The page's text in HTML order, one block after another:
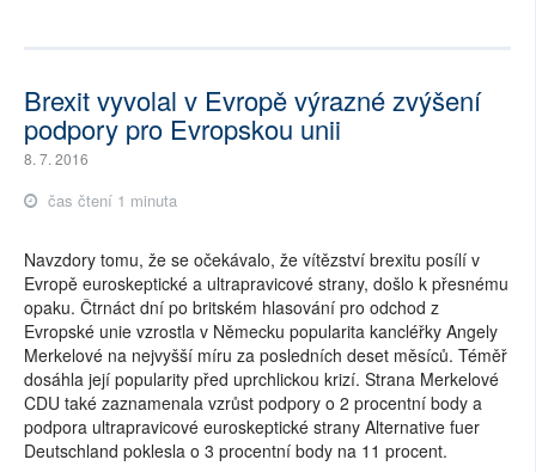
Brexit vyvolal v Evropě výrazné zvýšení
podpory pro Evropskou unii
8. 7. 2016
čas čtení 1 minuta
Navzdory tomu, že se očekávalo, že vítězství brexitu posílí v
Evropě euroskeptické a ultrapravicové strany, došlo k přesnému
opaku. Čtrnáct dní po britském hlasování pro odchod z
Evropské unie vzrostla v Německu popularita kancléřky Angely
Merkelové na nejvyšší míru za posledních deset měsíců. Téměř
dosáhla její popularity před uprchlickou krizí. Strana Merkelové
CDU také zaznamenala vzrůst podpory o 2 procentní body a
podpora ultrapravicové euroskeptické strany Alternative fuer
Deutschland poklesla o 3 procentní body na 11 procent.